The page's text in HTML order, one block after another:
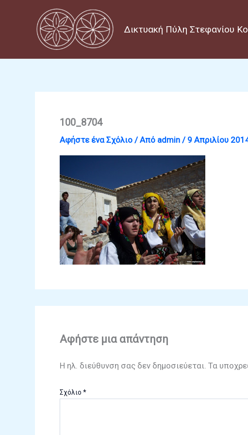
περιεχόμενο
Δικτυακή Πύλη Στεφανίου
100_8704
Αφήστε ένα Σχόλιο / Από admin / 9 Απριλίου
Αφήστε μια απάντηση
Η ηλ. διεύθυνση σας δεν δημοσιεύεται. Τα
Σχόλιο *